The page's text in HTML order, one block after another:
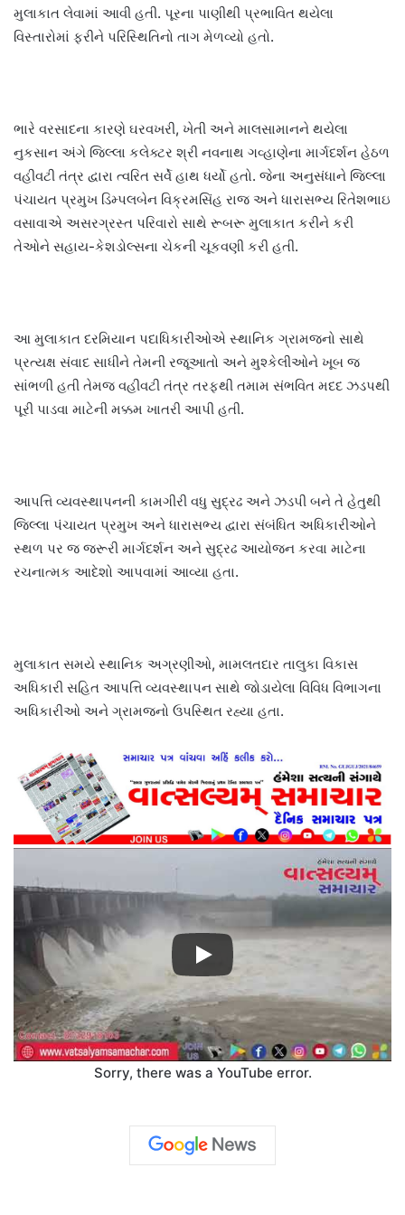
મુલાકાત લેવામાં આવી હતી. પૂરના પાણીથી પ્રભાવિત થયેલા
વિસ્તારોમાં ફરીને પરિસ્થિતિનો તાગ મેળવ્યો હતો.
ભારે વરસાદના કારણે ઘરવખરી, ખેતી અને માલસામાનને થયેલા
નુકસાન અંગે જિલ્લા કલેક્ટર શ્રી નવનાથ ગવ્હાણેના માર્ગદર્શન હેઠળ
વહીવટી તંત્ર દ્વારા ત્વરિત સર્વે હાથ ધર્યો હતો. જેના અનુસંધાને જિલ્લા
પંચાયત પ્રમુખ ડિમ્પલબેન વિક્રમસિંહ રાજ અને ધારાસભ્ય રિતેશભાઇ
વસાવાએ અસરગ્રસ્ત પરિવારો સાથે રૂબરૂ મુલાકાત કરીને કરી
તેઓને સહાય-કેશડોલ્સના ચેકની ચૂકવણી કરી હતી.
આ મુલાકાત દરમિયાન પદાધિકારીઓએ સ્થાનિક ગ્રામજનો સાથે
પ્રત્યક્ષ સંવાદ સાધીને તેમની રજૂઆતો અને મુશ્કેલીઓને ખૂબ જ
સાંભળી હતી તેમજ વહીવટી તંત્ર તરફથી તમામ સંભવિત મદદ ઝડપથી
પૂરી પાડવા માટેની મક્કમ ખાતરી આપી હતી.
આપત્તિ વ્યવસ્થાપનની કામગીરી વધુ સુદ્રઢ અને ઝડપી બને તે હેતુથી
જિલ્લા પંચાયત પ્રમુખ અને ધારાસભ્ય દ્વારા સંબંધિત અધિકારીઓને
સ્થળ પર જ જરૂરી માર્ગદર્શન અને સુદ્રઢ આયોજન કરવા માટેના
રચનાત્મક આદેશો આપવામાં આવ્યા હતા.
મુલાકાત સમયે સ્થાનિક અગ્રણીઓ, મામલતદાર તાલુકા વિકાસ
અધિકારી સહિત આપત્તિ વ્યવસ્થાપન સાથે જોડાયેલા વિવિધ વિભાગના
અધિકારીઓ અને ગ્રામજનો ઉપસ્થિત રહ્યા હતા.
Sorry, there was a YouTube error.